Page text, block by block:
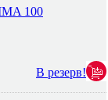
100
В резерв!